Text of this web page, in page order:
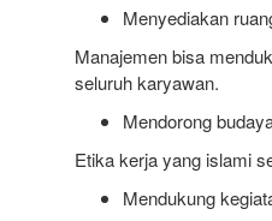
Menyediakan
Manajemen bisa
seluruh karyawan.
Mendorong
Etika kerja yang islami
Mendukung